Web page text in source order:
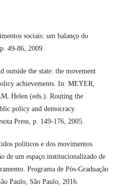
sociais: um balanço do
49-86, 2009.
the state: the movement
achievements. In: MEYER,
Helen (eds.). Routing the
policy and democracy.
Press, p. 149-176, 2005.
políticos e dos movimentos
de um espaço institucionalizado de
Programa de Pós-Graduação
Paulo, São Paulo, 2016.